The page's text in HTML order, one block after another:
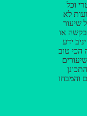
וכל
לא
שיעור
בקשה או
ידע
הכי טוב
והמבחן